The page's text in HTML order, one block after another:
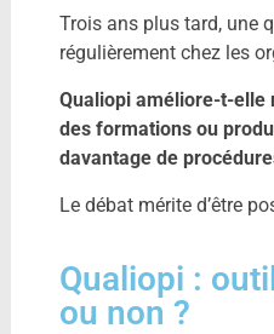
Trois ans plus tard, une
régulièrement chez les
Qualiopi améliore-t-elle
des formations ou
davantage de
Le débat mérite d’être
Qualiopi :
ou non ?